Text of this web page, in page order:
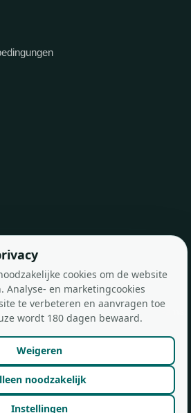
Made in Zürich für flexible Teams.
cookies om de website
Analyse- en marketingcookies
te verbeteren en aanvragen toe
wordt 180 dagen bewaard.
Weigeren
noodzakelijk
Instellingen